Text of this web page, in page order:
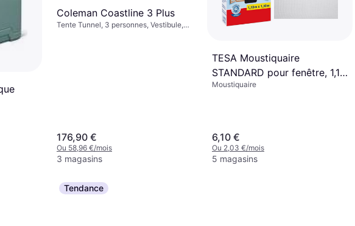
Coleman Coastline 3 Plus
Tente Tunnel, 3 personnes, Vestibule,
176,90 €
Ou 58,96 €/mois
3 magasins
TESA Moustiquaire
STANDARD pour fenêtre, 1,10
m x 1,30 m
Moustiquaire
6,10 €
Ou 2,03 €/mois
5 magasins
Tendance